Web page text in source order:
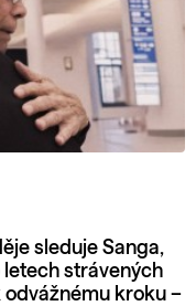
sleduje Sanga,
letech strávených
kroku –